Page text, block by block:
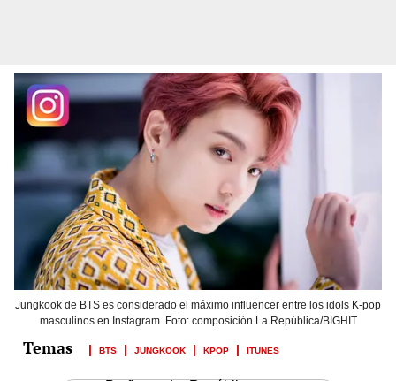
Jungkook de BTS es considerado el máximo influencer entre los idols K-pop
masculinos en Instagram. Foto: composición La República/BIGHIT
BTS JUNGKOOK KPOP ITUNES